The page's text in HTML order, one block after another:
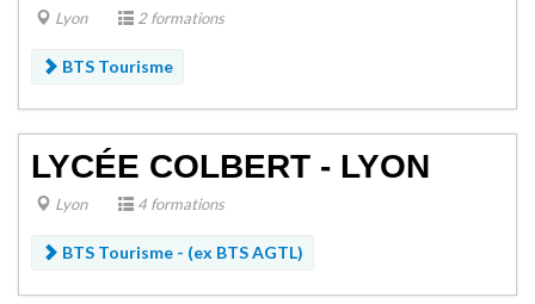
Lyon 2 formations
BTS Tourisme
LYCÉE COLBERT - LYON
Lyon 4 formations
BTS Tourisme - (ex BTS AGTL)